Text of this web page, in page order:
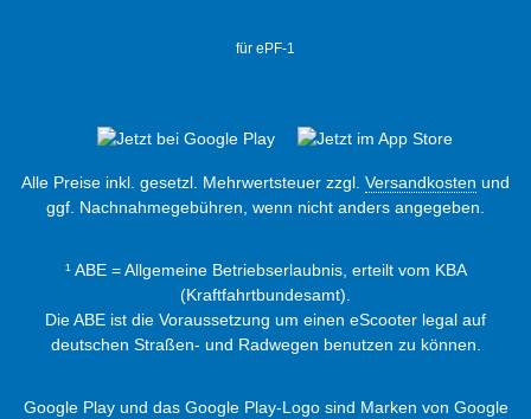
für ePF-1
Alle Preise inkl. gesetzl. Mehrwertsteuer zzgl. Versandkosten und
ggf. Nachnahmegebühren, wenn nicht anders angegeben.
¹ ABE = Allgemeine Betriebserlaubnis, erteilt vom KBA
(Kraftfahrtbundesamt).
Die ABE ist die Voraussetzung um einen eScooter legal auf
deutschen Straßen- und Radwegen benutzen zu können.
Google Play und das Google Play-Logo sind Marken von Google